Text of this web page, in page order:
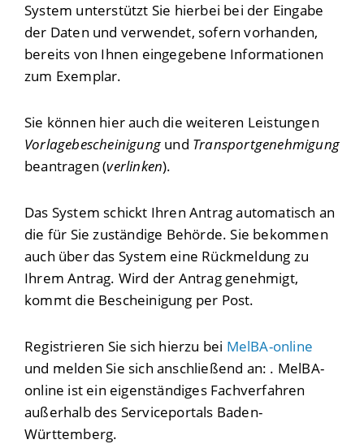
System unterstützt Sie hierbei bei der Eingabe
der Daten und verwendet, sofern vorhanden,
bereits von Ihnen eingegebene Informationen
zum Exemplar.
Sie können hier auch die weiteren Leistungen
Vorlagebescheinigung und Transportgenehmigung
beantragen (verlinken).
Das System schickt Ihren Antrag automatisch an
die für Sie zuständige Behörde. Sie bekommen
auch über das System eine Rückmeldung zu
Ihrem Antrag. Wird der Antrag genehmigt,
kommt die Bescheinigung per Post.
Registrieren Sie sich hierzu bei MelBA-online
und melden Sie sich anschließend an: . MelBA-
online ist ein eigenständiges Fachverfahren
außerhalb des Serviceportals Baden-
Württemberg.